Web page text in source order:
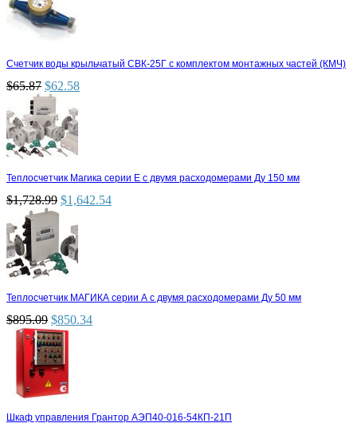
Счетчик воды крыльчатый СВК-25Г с комплектом монтажных частей (КМЧ)
$65.87 $62.58
Теплосчетчик Магика серии Е с двумя расходомерами Ду 150 мм
$1,728.99 $1,642.54
Теплосчетчик МАГИКА серии А с двумя расходомерами Ду 50 мм
$895.09 $850.34
Шкаф управления Грантор АЭП40-016-54КП-21П